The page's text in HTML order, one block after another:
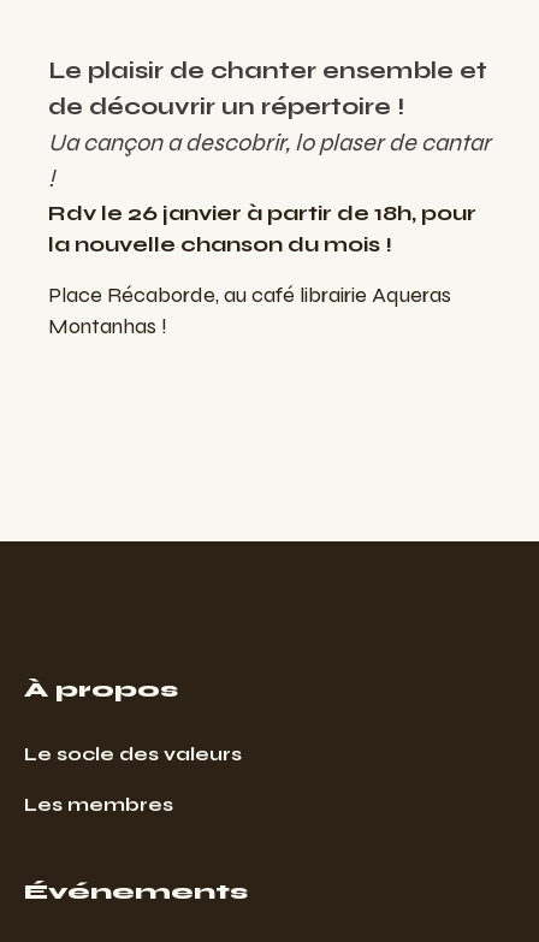
Le plaisir de chanter ensemble et
de découvrir un répertoire !
Ua cançon a descobrir, lo plaser de cantar
!
Rdv le 26 janvier à partir de 18h, pour
la nouvelle chanson du mois !
Place Récaborde, au café librairie Aqueras
Montanhas !
À propos
Le socle des valeurs
Les membres
Événements